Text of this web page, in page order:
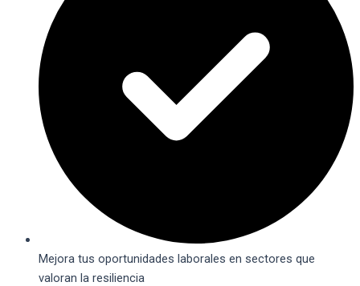
Mejora tus oportunidades laborales en sectores que
valoran la resiliencia